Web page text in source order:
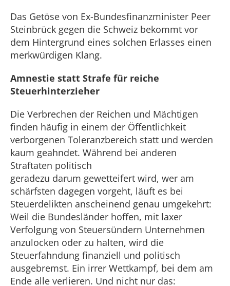
Das Getöse von Ex-Bundesfinanzminister Peer
Steinbrück gegen die Schweiz bekommt vor
dem Hintergrund eines solchen Erlasses einen
merkwürdigen Klang.
Amnestie statt Strafe für reiche
Steuerhinterzieher
Die Verbrechen der Reichen und Mächtigen
finden häufig in einem der Öffentlichkeit
verborgenen Toleranzbereich statt und werden
kaum geahndet. Während bei anderen
Straftaten politisch
geradezu darum gewetteifert wird, wer am
schärfsten dagegen vorgeht, läuft es bei
Steuerdelikten anscheinend genau umgekehrt:
Weil die Bundesländer hoffen, mit laxer
Verfolgung von Steuersündern Unternehmen
anzulocken oder zu halten, wird die
Steuerfahndung finanziell und politisch
ausgebremst. Ein irrer Wettkampf, bei dem am
Ende alle verlieren. Und nicht nur das: